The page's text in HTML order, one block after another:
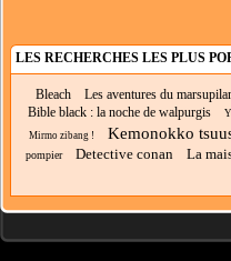
LES RECHERCHES LES PLUS
Bleach Les aventures du
Bible black : la noche de walpurgis
Mirmo zibang !
Kemonokko
pompier Detective conan La